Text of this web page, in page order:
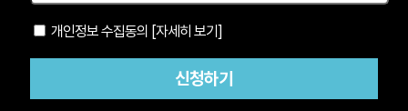
개인정보 수집동의 [자세히 보기]